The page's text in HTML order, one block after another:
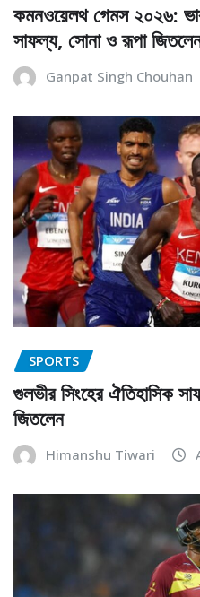
কমনওয়েলথ গেমস ২০২৬:
সাফল্য, সোনা ও রূপা
Ganpat Singh Chouhan
SPORTS
গুলভীর সিংহের ঐতিহাসিক
জিতলেন
Himanshu Tiwari